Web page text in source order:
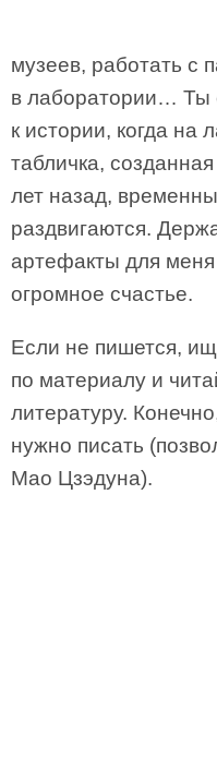
музеев, работать с
в лаборатории… Ты
к истории, когда на
табличка,
лет назад,
раздвигаются.
артефакты для меня
огромное счастье.
Если не пишется,
по материалу и
литературу.
нужно писать
Мао Цзэдуна).